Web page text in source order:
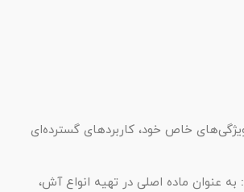
خاص خود، کاربردهای گسترده‌ای
به عنوان ماده اصلی در تهیه انواع آش،